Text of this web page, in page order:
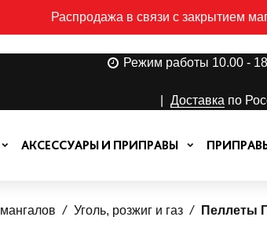
Распродажа в связи с закрытием
Режим работы 10.00 -
Доставка по
АКСЕССУАРЫ И ПРИПРАВЫ
Уголь, розжиг и газ Пеллеты